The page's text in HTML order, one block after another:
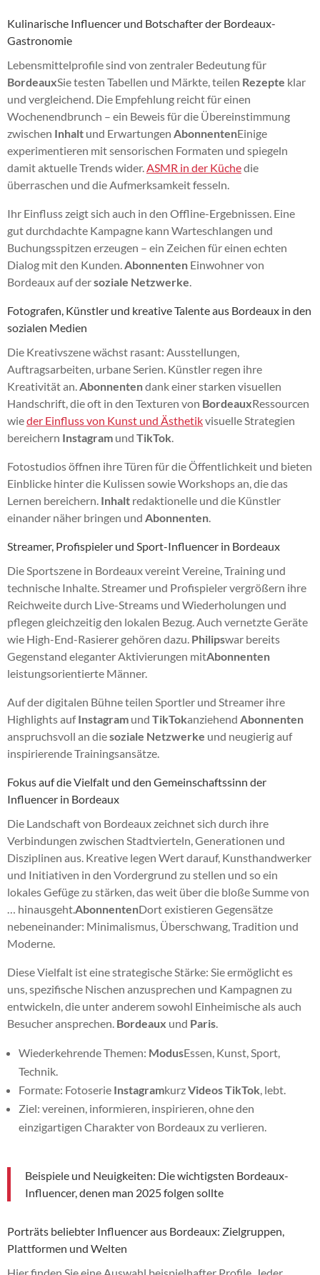
Kulinarische Influencer und Botschafter der Bordeaux-
Gastronomie
Lebensmittelprofile sind von zentraler Bedeutung für
BordeauxSie testen Tabellen und Märkte, teilen Rezepte klar
und vergleichend. Die Empfehlung reicht für einen
Wochenendbrunch – ein Beweis für die Übereinstimmung
zwischen Inhalt und Erwartungen AbonnentenEinige
experimentieren mit sensorischen Formaten und spiegeln
damit aktuelle Trends wider.ASMR in der Küchedie
überraschen und die Aufmerksamkeit fesseln.
Ihr Einfluss zeigt sich auch in den Offline-Ergebnissen. Eine
gut durchdachte Kampagne kann Warteschlangen und
Buchungsspitzen erzeugen – ein Zeichen für einen echten
Dialog mit den Kunden.Abonnenten Einwohner von
Bordeaux auf dersoziale Netzwerke.
Fotografen, Künstler und kreative Talente aus Bordeaux in den
sozialen Medien
Die Kreativszene wächst rasant: Ausstellungen,
Auftragsarbeiten, urbane Serien. Künstler regen ihre
Kreativität an.Abonnentendank einer starken visuellen
Handschrift, die oft in den Texturen von BordeauxRessourcen
wieder Einfluss von Kunst und Ästhetikvisuelle Strategien
bereichern Instagram und TikTok.
Fotostudios öffnen ihre Türen für die Öffentlichkeit und bieten
Einblicke hinter die Kulissen sowie Workshops an, die das
Lernen bereichern. Inhalt redaktionelle und die Künstler
einander näher bringen und Abonnenten.
Streamer, Profispieler und Sport-Influencer in Bordeaux
Die Sportszene in Bordeaux vereint Vereine, Training und
technische Inhalte. Streamer und Profispieler vergrößern ihre
Reichweite durch Live-Streams und Wiederholungen und
pflegen gleichzeitig den lokalen Bezug. Auch vernetzte Geräte
wie High-End-Rasierer gehören dazu. Philipswar bereits
Gegenstand eleganter Aktivierungen mitAbonnenten
leistungsorientierte Männer.
Auf der digitalen Bühne teilen Sportler und Streamer ihre
Highlights aufInstagram und TikTokanziehend Abonnenten
anspruchsvoll an diesoziale Netzwerke und neugierig auf
inspirierende Trainingsansätze.
Fokus auf die Vielfalt und den Gemeinschaftssinn der
Influencer in Bordeaux
Die Landschaft von Bordeaux zeichnet sich durch ihre
Verbindungen zwischen Stadtvierteln, Generationen und
Disziplinen aus. Kreative legen Wert darauf, Kunsthandwerker
und Initiativen in den Vordergrund zu stellen und so ein
lokales Gefüge zu stärken, das weit über die bloße Summe von
… hinausgeht.AbonnentenDort existieren Gegensätze
nebeneinander: Minimalismus, Überschwang, Tradition und
Moderne.
Diese Vielfalt ist eine strategische Stärke: Sie ermöglicht es
uns, spezifische Nischen anzusprechen und Kampagnen zu
entwickeln, die unter anderem sowohl Einheimische als auch
Besucher ansprechen. Bordeaux und Paris.
Wiederkehrende Themen: ModusEssen, Kunst, Sport,
Technik.
Formate: Fotoserie InstagramkurzVideosTikTok, lebt.
Ziel: vereinen, informieren, inspirieren, ohne den
einzigartigen Charakter von Bordeaux zu verlieren.
Beispiele und Neuigkeiten: Die wichtigsten Bordeaux-
Influencer, denen man 2025 folgen sollte
Porträts beliebter Influencer aus Bordeaux: Zielgruppen,
Plattformen und Welten